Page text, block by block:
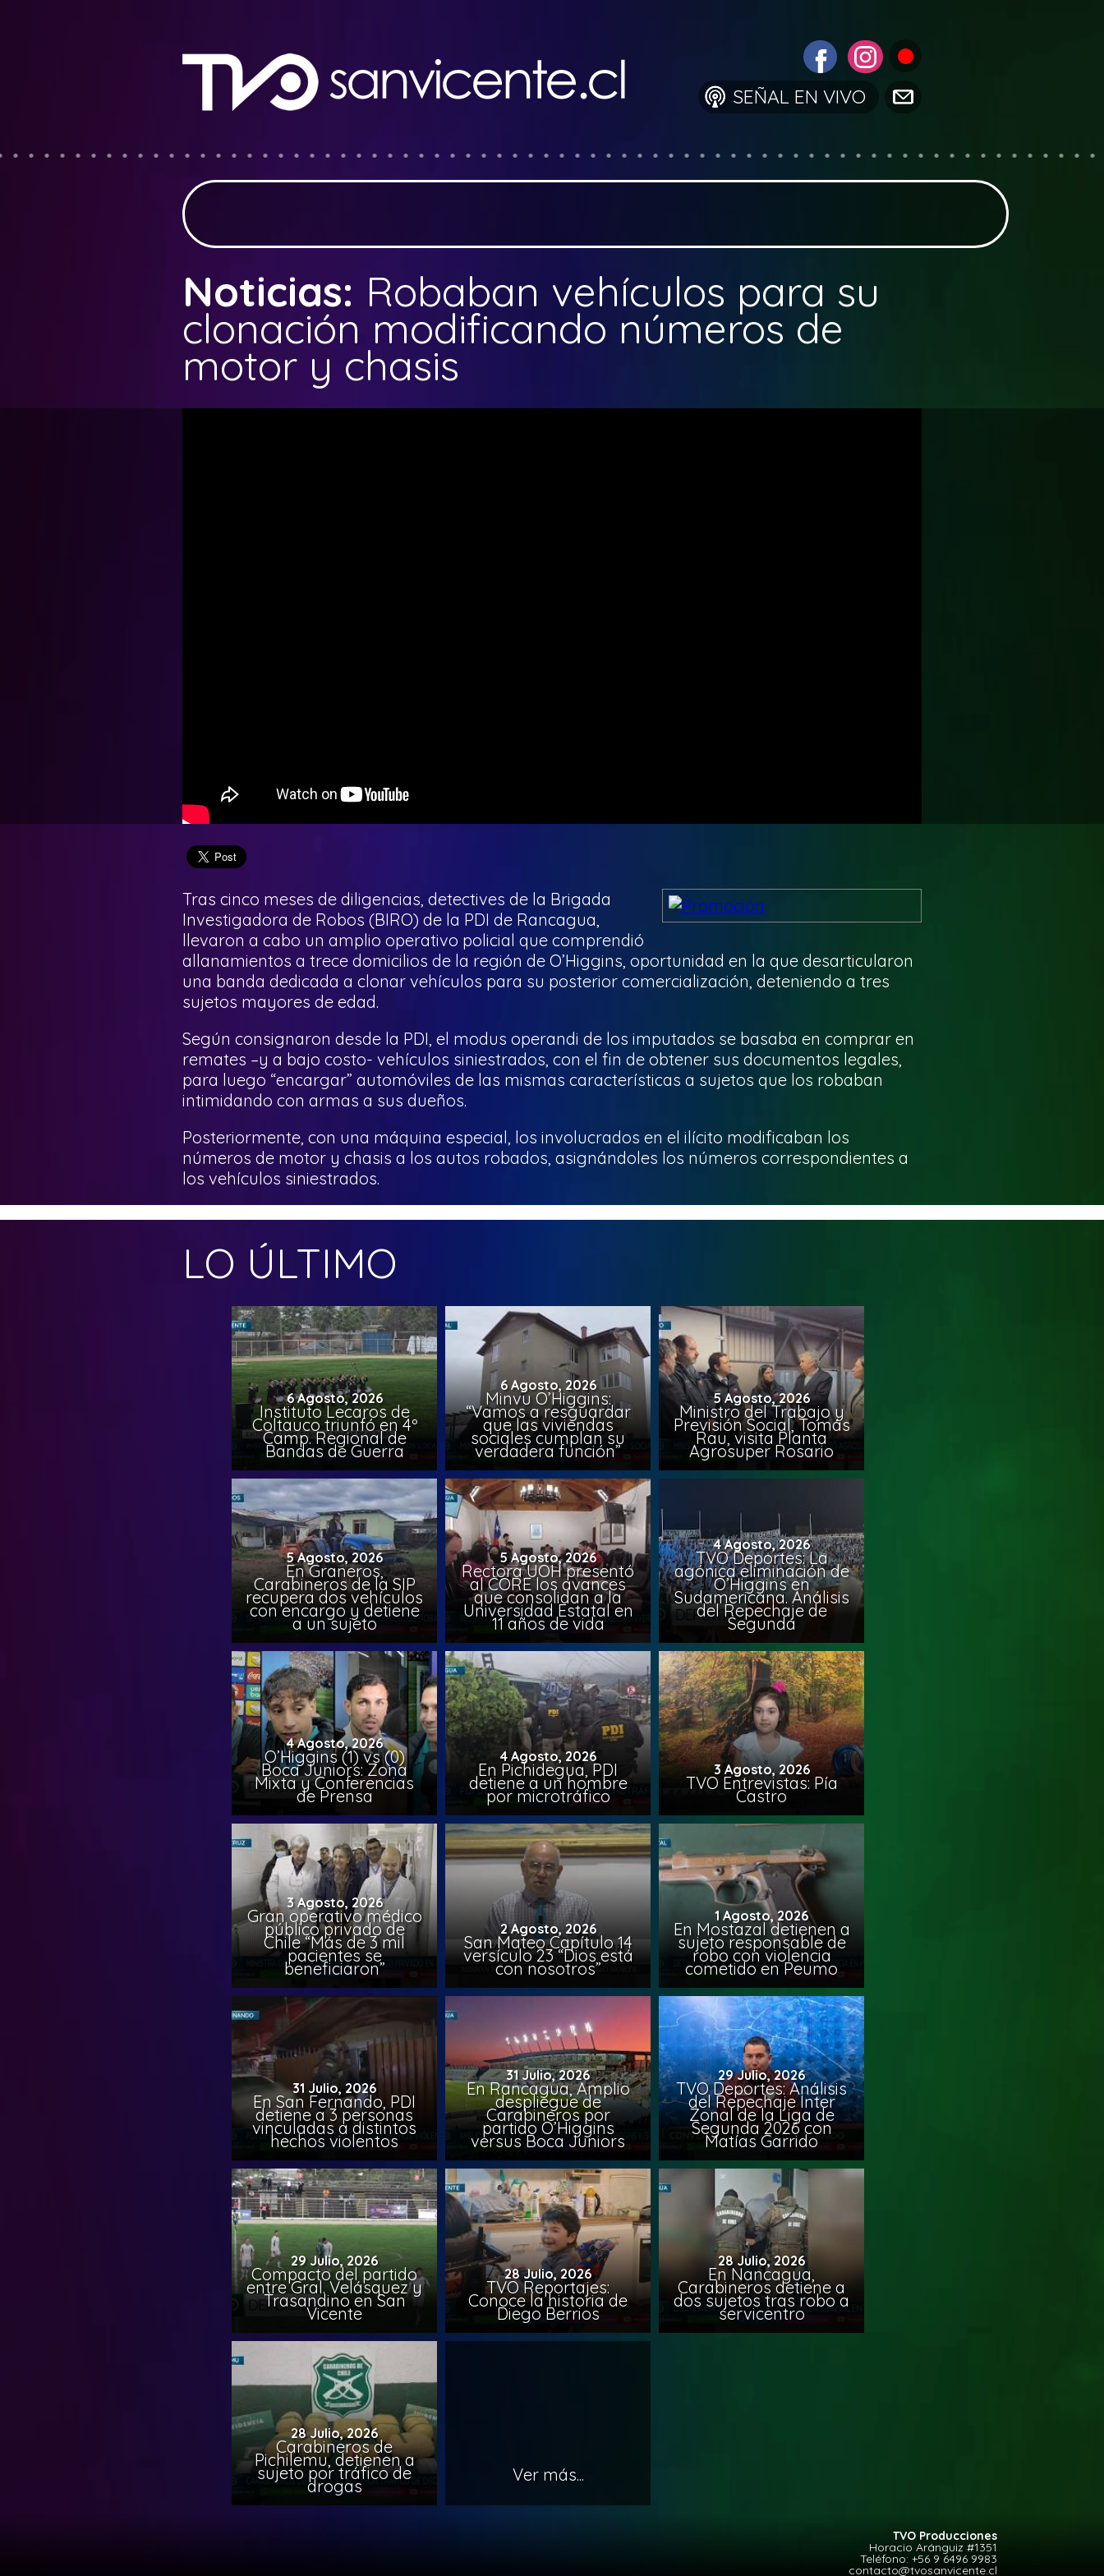
SEÑAL EN VIVO
Noticias: Robaban vehículos para su
clonación modificando números de
motor y chasis
Tras cinco meses de diligencias, detectives de la Brigada
Investigadora de Robos (BIRO) de la PDI de Rancagua,
llevaron a cabo un amplio operativo policial que comprendió
allanamientos a trece domicilios de la región de O’Higgins, oportunidad en la que desarticularon
una banda dedicada a clonar vehículos para su posterior comercialización, deteniendo a tres
sujetos mayores de edad.
Según consignaron desde la PDI, el modus operandi de los imputados se basaba en comprar en
remates –y a bajo costo- vehículos siniestrados, con el fin de obtener sus documentos legales,
para luego “encargar” automóviles de las mismas características a sujetos que los robaban
intimidando con armas a sus dueños.
Posteriormente, con una máquina especial, los involucrados en el ilícito modificaban los
números de motor y chasis a los autos robados, asignándoles los números correspondientes a
los vehículos siniestrados.
LO ÚLTIMO
6 Agosto, 2026
Instituto Lecaros de
Coltauco triunfó en 4º
Camp. Regional de
Bandas de Guerra
6 Agosto, 2026
Minvu O’Higgins:
“Vamos a resguardar
que las viviendas
sociales cumplan su
verdadera función”
5 Agosto, 2026
Ministro del Trabajo y
Previsión Social, Tomás
Rau, visita Planta
Agrosuper Rosario
5 Agosto, 2026
En Graneros,
Carabineros de la SIP
recupera dos vehículos
con encargo y detiene
a un sujeto
5 Agosto, 2026
Rectora UOH presentó
al CORE los avances
que consolidan a la
Universidad Estatal en
11 años de vida
4 Agosto, 2026
TVO Deportes: La
agónica eliminación de
O’Higgins en
Sudamericana. Análisis
del Repechaje de
Segunda
4 Agosto, 2026
O’Higgins (1) vs (0)
Boca Juniors: Zona
Mixta y Conferencias
de Prensa
4 Agosto, 2026
En Pichidegua, PDI
detiene a un hombre
por microtráfico
3 Agosto, 2026
TVO Entrevistas: Pía
Castro
3 Agosto, 2026
Gran operativo médico
público privado de
Chile “Más de 3 mil
pacientes se
beneficiaron”
2 Agosto, 2026
San Mateo Capítulo 14
versículo 23 “Dios está
con nosotros”
1 Agosto, 2026
En Mostazal detienen a
sujeto responsable de
robo con violencia
cometido en Peumo
31 Julio, 2026
En San Fernando, PDI
detiene a 3 personas
vinculadas a distintos
hechos violentos
31 Julio, 2026
En Rancagua, Amplio
despliegue de
Carabineros por
partido O’Higgins
versus Boca Juniors
29 Julio, 2026
TVO Deportes: Análisis
del Repechaje Inter
Zonal de la Liga de
Segunda 2026 con
Matías Garrido
29 Julio, 2026
Compacto del partido
entre Gral. Velásquez y
Trasandino en San
Vicente
28 Julio, 2026
TVO Reportajes:
Conoce la historia de
Diego Berrios
28 Julio, 2026
En Nancagua,
Carabineros detiene a
dos sujetos tras robo a
servicentro
28 Julio, 2026
Carabineros de
Pichilemu, detienen a
sujeto por tráfico de
drogas
Ver más...
TVO Producciones
Horacio Aránguiz #1351
Teléfono: +56 9 6496 9983
contacto@tvosanvicente.cl